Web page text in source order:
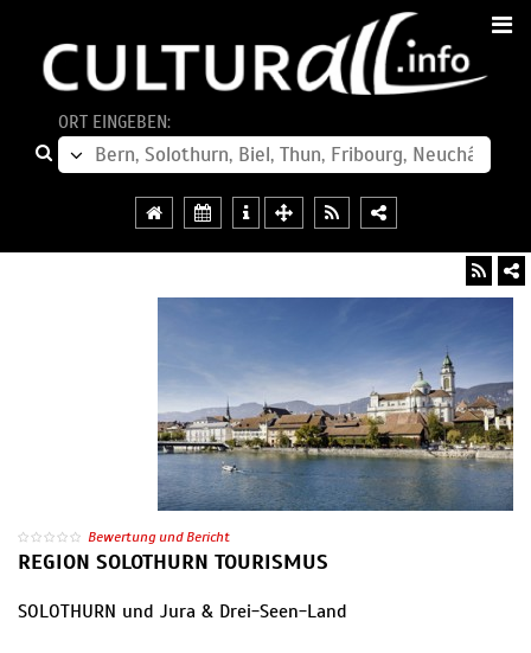
ORT EINGEBEN:
Bewertung und Bericht
REGION SOLOTHURN TOURISMUS
SOLOTHURN und Jura & Drei-Seen-Land